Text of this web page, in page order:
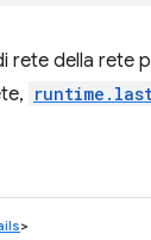
rete della rete
>